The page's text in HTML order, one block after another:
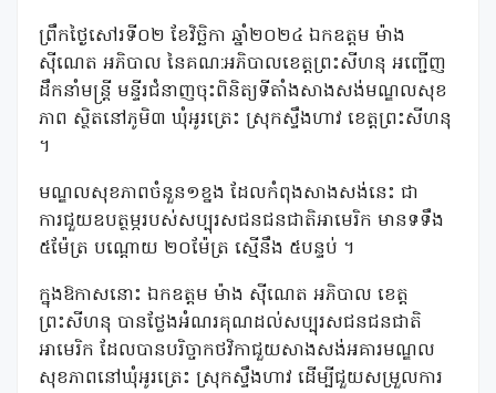
ព្រឹកថ្ងៃសៅរទី០២ ខែវិច្ឆិកា ឆ្នាំ២០២៤ ឯកឧត្តម ម៉ាង
ស៊ីណេត អភិបាល នៃគណ:អភិបាលខេត្តព្រះសីហនុ អញ្ជើញ
ដឹកនាំមន្ត្រី មន្ទីរជំនាញចុះពិនិត្យទីតាំងសាងសង់មណ្ឌលសុខ
ភាព ស្ថិតនៅភូមិ៣ ឃុំអូរត្រេះ ស្រុកស្ទឹងហាវ ខេត្តព្រះសីហនុ
។
មណ្ឌលសុខភាពចំនួន១ខ្នង ដែលកំពុងសាងសង់នេះ ជា
ការជួយឧបត្ថម្ភរបស់សប្បុរសជនជនជាតិអាមេរិក មានទទឹង
៥ម៉ែត្រ បណ្តោយ ២០ម៉ែត្រ ស្មើនឹង ៥បន្ទប់ ។
ក្នុងឱកាសនោះ ឯកឧត្តម ម៉ាង ស៊ីណេត អភិបាល ខេត្ត
ព្រះសីហនុ បានថ្លែងអំណរគុណដល់សប្បុរសជនជនជាតិ
អាមេរិក ដែលបានបរិច្ចាកថវិកាជួយសាងសង់អគារមណ្ឌល
សុខភាពនៅឃុំអូរត្រេះ ស្រុកស្ទឹងហាវ ដើម្បីជួយសម្រួលការ